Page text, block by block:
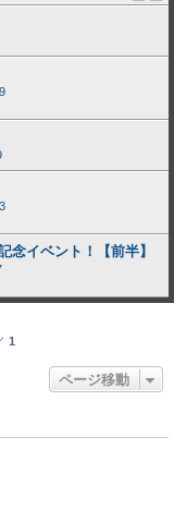
念イベント！【前半】
1
ページ移動